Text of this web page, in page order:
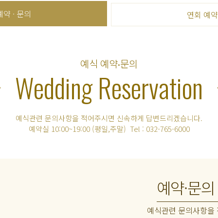
· 문의 연회 예
예식 예약·문의
Wedding Reservation
예식관련 문의사항을 적어주시면 신속하게 답변드리겠습니다.
예약실 10:00~19:00 (평일,주말) Tel : 032-765-6000
예약·문
예식관련 문의사항을